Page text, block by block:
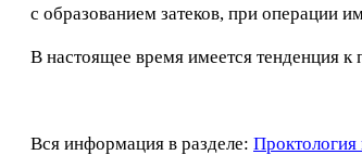
с образованием затеков, при операции
В настоящее время имеется тенденция
Вся информация в разделе: